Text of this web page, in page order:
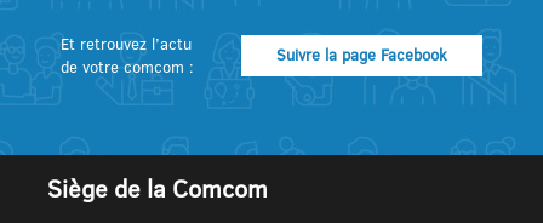
Et retrouvez l’actu
de votre comcom :
Suivre la page Facebook
Siège de la Comcom